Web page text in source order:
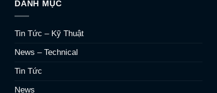
DANH MỤC
Tin Tức – Kỹ Thuật
News – Technical
Tin Tức
News